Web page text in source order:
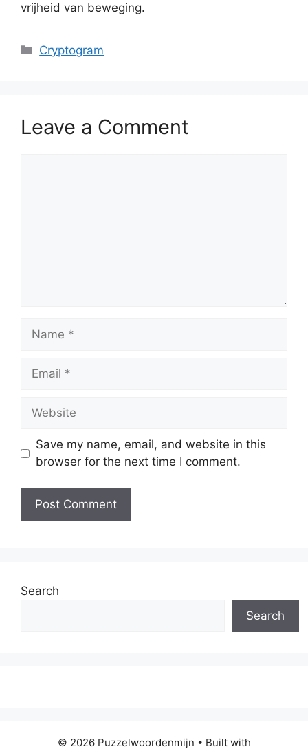
vrijheid van beweging.
Categories
Cryptogram
Leave a Comment
Name
Email
Website
Save my name, email, and website in this
browser for the next time I comment.
Search
Search
© 2026 Puzzelwoordenmijn • Built with